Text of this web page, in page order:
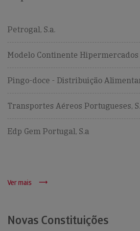
Petrogal, S.a.
Modelo Continente Hipermercados
Pingo-doce - Distribuição
Transportes Aéreos Portugueses,
Edp Gem Portugal, S.a
Ver mais
Novas Constituições